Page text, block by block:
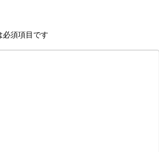
必須項目です